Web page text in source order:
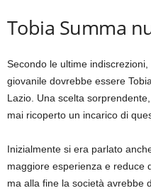
Tobia Summa
Secondo le ultime
giovanile dovrebbe essere
Lazio. Una scelta
mai ricoperto un incarico di
Inizialmente si era parlato
maggiore esperienza e reduce
ma alla fine la società avrebbe